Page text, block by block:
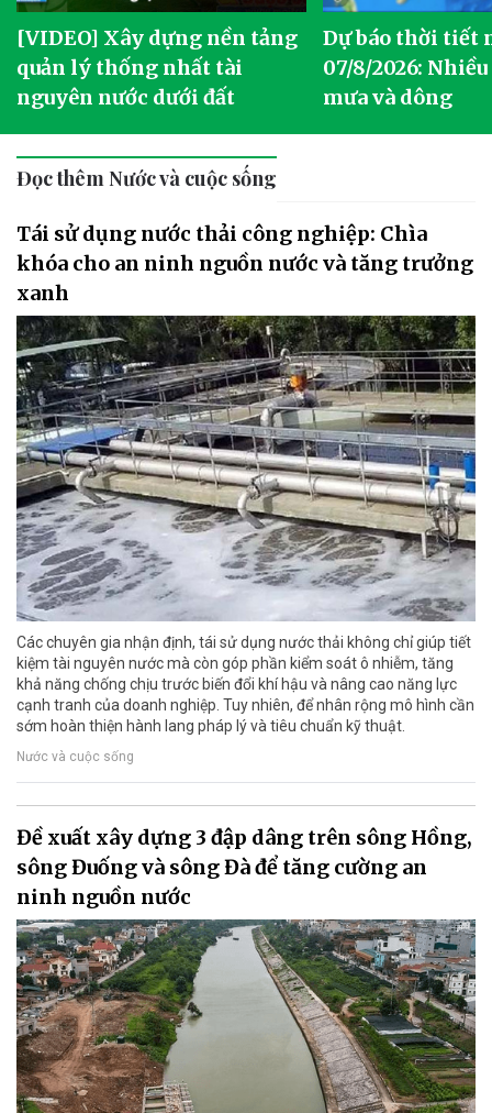
[VIDEO] Xây dựng nền tảng
quản lý thống nhất tài
nguyên nước dưới đất
Dự báo thời tiết
07/8/2026:
mưa và dông
Đọc thêm Nước và cuộc sống
Tái sử dụng nước thải công nghiệp: Chìa
khóa cho an ninh nguồn nước và tăng trưởng
xanh
Các chuyên gia nhận định, tái sử dụng nước thải không chỉ giúp tiết
kiệm tài nguyên nước mà còn góp phần kiểm soát ô nhiễm, tăng
khả năng chống chịu trước biến đổi khí hậu và nâng cao năng lực
cạnh tranh của doanh nghiệp. Tuy nhiên, để nhân rộng mô hình cần
sớm hoàn thiện hành lang pháp lý và tiêu chuẩn kỹ thuật.
Nước và cuộc sống
Đề xuất xây dựng 3 đập dâng trên sông Hồng,
sông Đuống và sông Đà để tăng cường an
ninh nguồn nước